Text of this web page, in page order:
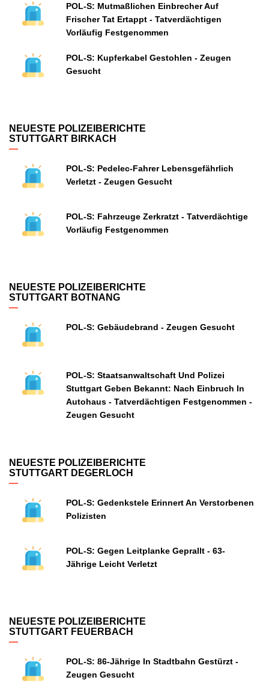
POL-S: Mutmaßlichen Einbrecher Auf
Frischer Tat Ertappt - Tatverdächtigen
Vorläufig Festgenommen
POL-S: Kupferkabel Gestohlen - Zeugen
Gesucht
NEUESTE POLIZEIBERICHTE
STUTTGART BIRKACH
POL-S: Pedelec-Fahrer Lebensgefährlich
Verletzt - Zeugen Gesucht
POL-S: Fahrzeuge Zerkratzt - Tatverdächtige
Vorläufig Festgenommen
NEUESTE POLIZEIBERICHTE
STUTTGART BOTNANG
POL-S: Gebäudebrand - Zeugen Gesucht
POL-S: Staatsanwaltschaft Und Polizei
Stuttgart Geben Bekannt: Nach Einbruch In
Autohaus - Tatverdächtigen Festgenommen -
Zeugen Gesucht
NEUESTE POLIZEIBERICHTE
STUTTGART DEGERLOCH
POL-S: Gedenkstele Erinnert An Verstorbenen
Polizisten
POL-S: Gegen Leitplanke Geprallt - 63-
Jährige Leicht Verletzt
NEUESTE POLIZEIBERICHTE
STUTTGART FEUERBACH
POL-S: 86-Jährige In Stadtbahn Gestürzt -
Zeugen Gesucht